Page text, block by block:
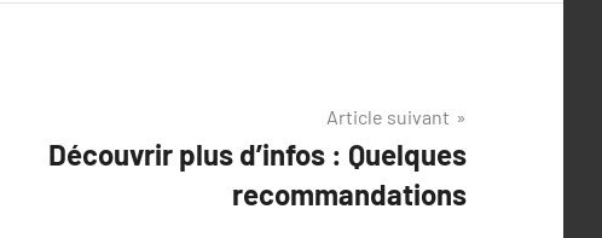
Article suivant
Découvrir plus d’infos : Quelques
recommandations